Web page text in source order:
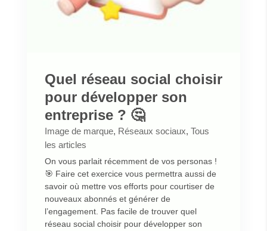
Quel réseau social choisir
pour développer son
entreprise ? 🤔
Image de marque, Réseaux sociaux, Tous
les articles
On vous parlait récemment de vos personas !
🎯 Faire cet exercice vous permettra aussi de
savoir où mettre vos efforts pour courtiser de
nouveaux abonnés et générer de
l’engagement. Pas facile de trouver quel
réseau social choisir pour développer son